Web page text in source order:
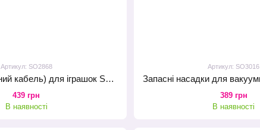
Артикул: SO2868
Зарядка (запасний кабель) для іграшок Satisfyer USB charging cable White
439 грн
В наявності
Артикул: SO3016
389 грн
В наявності